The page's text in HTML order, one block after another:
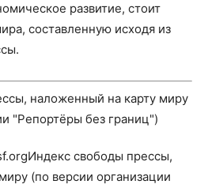
развитие, стоит
составленную исходя из
свободы прессы,
(по версии организации